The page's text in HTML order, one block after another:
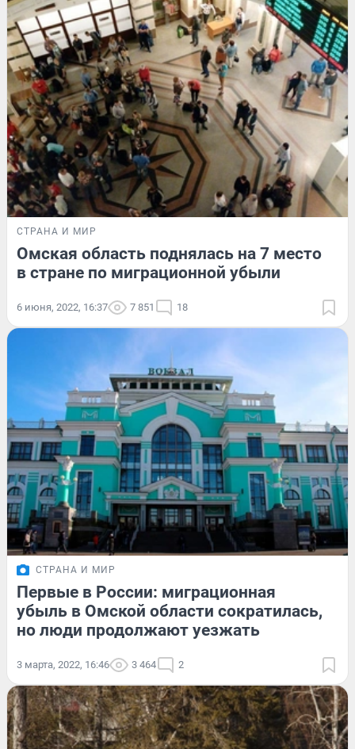
СТРАНА И МИР
Омская область поднялась на 7 место
в стране по миграционной убыли
6 июня, 2022, 16:37 7 851 18
СТРАНА И МИР
Первые в России: миграционная
убыль в Омской области сократилась,
но люди продолжают уезжать
3 марта, 2022, 16:46 3 464 2